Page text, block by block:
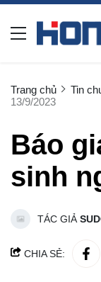
Trang chủ Tin
13/9/2023
Báo
sinh
TÁC GIẢ
CHIA SẺ: